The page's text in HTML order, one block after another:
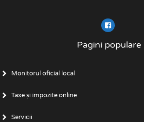
Pagini populare
Monitorul oficial local
Taxe și impozite online
Servicii